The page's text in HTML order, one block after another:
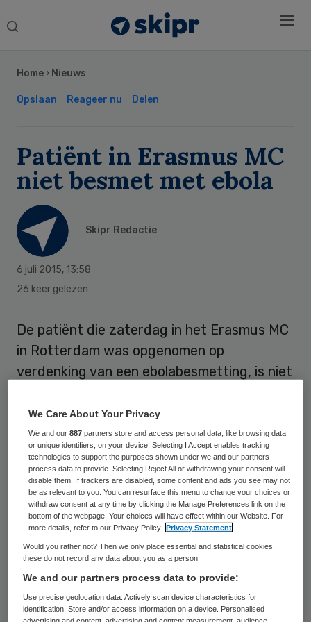
Search
Home › Nieuws
Opslaan Reageer nu Delen
Patiënt in Erasmus MC
niet besmet met ebola
Skipr Redactie
6 juli 2015, 13:58
26 keer gelezen
De patiënt die zaterdag in het Erasmus MC
in Rotterdam was opgenomen op
verdenking van een ebolabesmetting, is niet
Dat heeft een woordvoerder van het
Rijksinstituut voor Volksgezondheid en
Milieu (RIVM) maandag laten weten.
De man was zaterdag in het Bravis
Ziekenhuis in Roosendaal binnengekomen
met verschijnselen van ebola, waarna hij
naar het Erasmus MC werd vervoerd. De
man is onlangs in een West-Afrikaans land
geweest. Hij had na terugkeer in Nederland
ziekteverschijnselen ontwikkeld waarbij
Sidebar
We Care About Your Privacy
We and our887 partners store and access personal data, like browsing data
or unique identifiers, on your device. Selecting I Accept enables tracking
technologies to support the purposes shown under we and our partners
process data to provide. Selecting Reject All or withdrawing your consent will
disable them. If trackers are disabled, some content and ads you see may not
be as relevant to you. You can resurface this menu to change your choices or
withdraw consent at any time by clicking the Manage Preferences link on the
bottom of the webpage. Your choices will have effect within our Website. For
more details, refer to our Privacy Policy.
Privacy Statement
Would you rather not? Then we only place essential and statistical cookies,
these do not record any data about you as a person
We and our partners process data to provide:
Use precise geolocation data. Actively scan device characteristics for
identification. Store and/or access information on a device. Personalised